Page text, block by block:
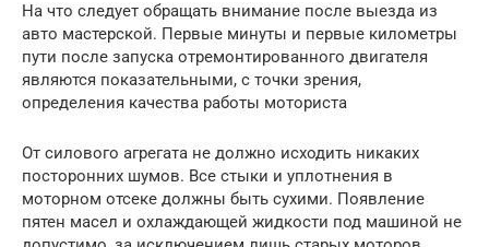
На что следует обращать внимание после выезда из
авто мастерской. Первые минуты и первые километры
пути после запуска отремонтированного двигателя
являются показательными, с точки зрения,
определения качества работы моториста
От силового агрегата не должно исходить никаких
посторонних шумов. Все стыки и уплотнения в
моторном отсеке должны быть сухими. Появление
пятен масел и охлаждающей жидкости под машиной не